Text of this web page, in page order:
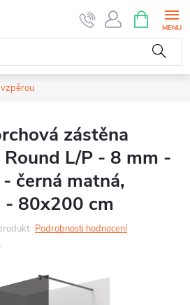
NÁKUPNÍ
KOŠÍK
zástěna
L/P - 8 mm -
černá matná,
80x200 cm
Podrobnosti hodnocení